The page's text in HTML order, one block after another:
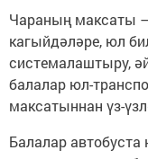
Чараның максаты
кагыйдәләре, юл
системалаштыру,
балалар юл-
максатыннан үз-
Балалар